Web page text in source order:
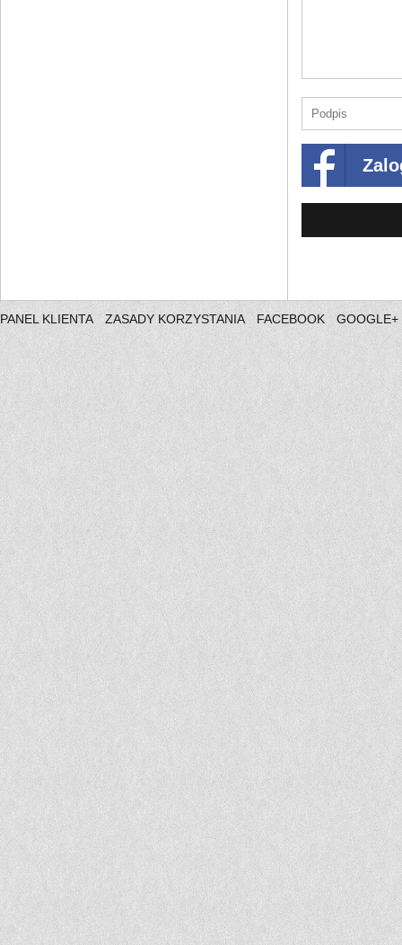
PANEL KLIENTA ZASADY KORZYSTANIA FACEBOOK GOOGLE+